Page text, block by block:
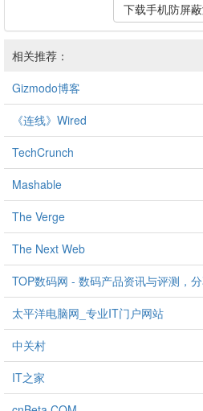
下载手机防屏
相关推荐：
Gizmodo博客
《连线》Wired
TechCrunch
Mashable
The Verge
The Next Web
TOP数码网 - 数码产品资讯与评测，
太平洋电脑网_专业IT门户网站
中关村
IT之家